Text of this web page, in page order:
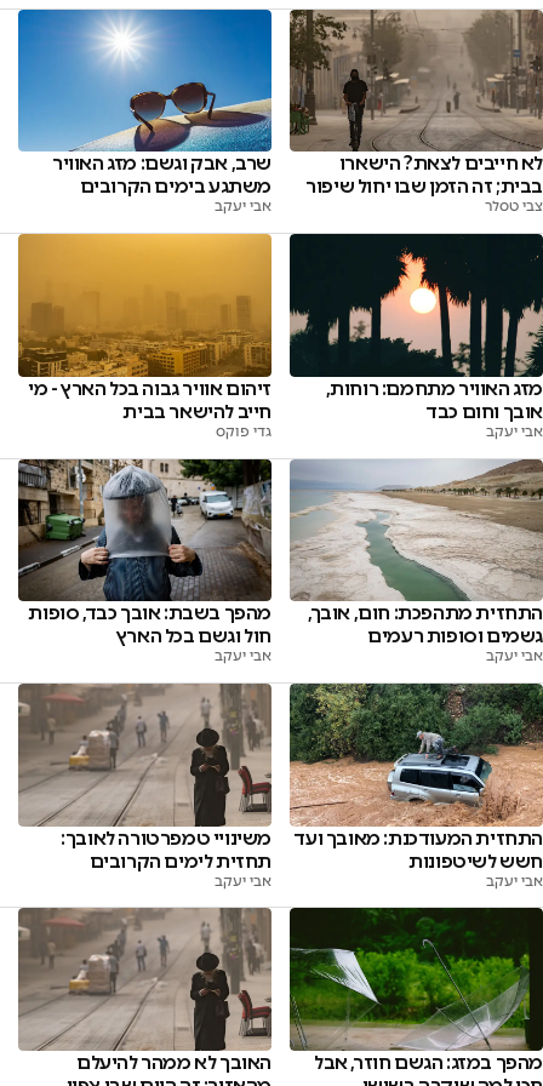
לא חייבים לצאת? הישארו
בבית; זה הזמן שבו יחול שיפור
צבי טסלר
שרב, אבק וגשם: מזג האוויר
משתגע בימים הקרובים
אבי יעקב
מזג האוויר מתחמם: רוחות,
אובך וחום כבד
אבי יעקב
זיהום אוויר גבוה בכל הארץ - מי
חייב להישאר בבית
גדי פוקס
התחזית מתהפכת: חום, אובך,
גשמים וסופות רעמים
אבי יעקב
מהפך בשבת: אובך כבד, סופות
חול וגשם בכל הארץ
אבי יעקב
התחזית המעודכנת: מאובך ועד
חשש לשיטפונות
אבי יעקב
משינויי טמפרטורה לאובך:
תחזית לימים הקרובים
אבי יעקב
מהפך במזג: הגשם חוזר, אבל
האובך לא ממהר להיעלם